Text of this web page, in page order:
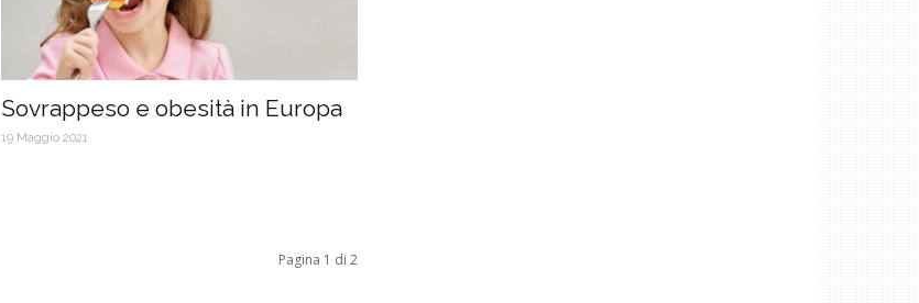
Sovrappeso e obesità in Europa
19 Maggio 2021
Pagina 1 di 2